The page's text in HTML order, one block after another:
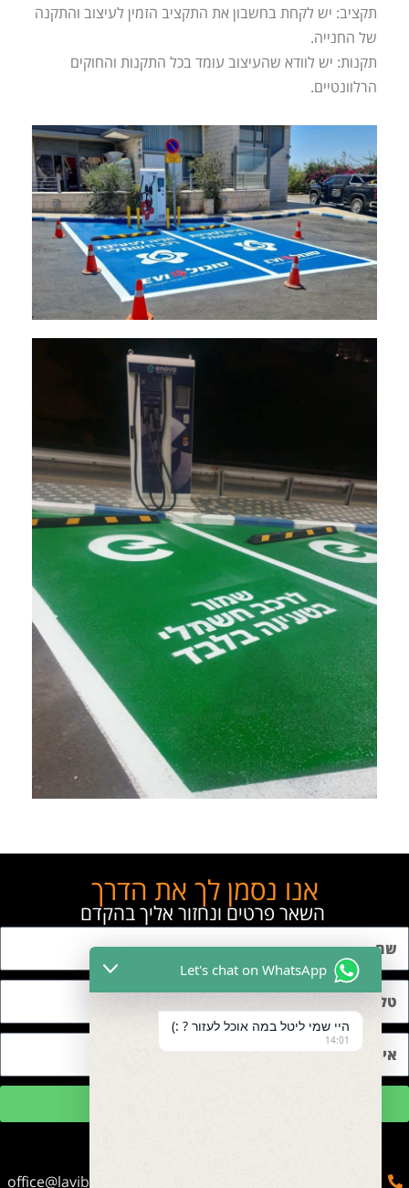
תקציב: יש לקחת בחשבון את התקציב הזמין לעיצוב והתקנה
של החנייה.
תקנות: יש לוודא שהעיצוב עומד בכל התקנות והחוקים
הרלוונטיים.
אנו נסמן לך את הדרך
השאר פרטים ונחזור אליך בהקדם
office@lavibetnua.co.il
Let's chat on WhatsApp
היי שמי ליטל במה אוכל לעזור ? :)
14:01